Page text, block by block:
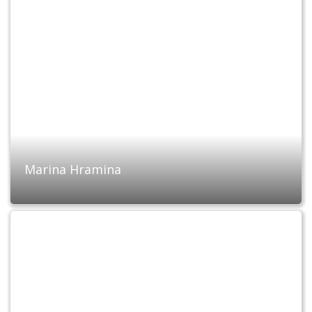
Marina Hramina